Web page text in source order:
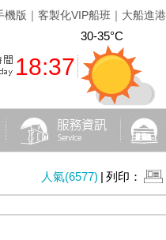
機版 ｜ 客製化VIP船班 ｜ 大船進港
18:37
30-35°C
人氣(6577) | 列印：